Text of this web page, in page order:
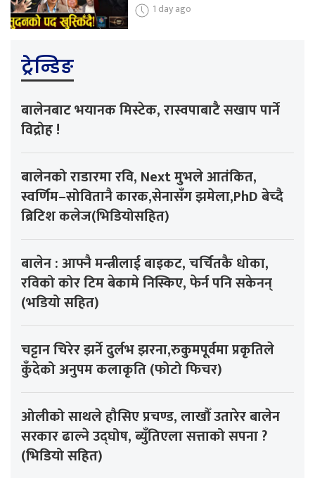
1 day ago
ट्रेन्डिङ
बालेनबाट भयानक मिस्टेक, रास्वपाबाटै सखाप पार्ने
विद्रोह !
बालेनको राडारमा रवि, Next मुभले आतंकित,
स्वर्णिम–सोवितानै कारक,सेनासँग झमेला,PhD बेच्दै
ब्रिटिश कलेज(भिडियोसहित)
बालेन : आफ्नै मन्त्रीलाई बाइकट, चर्चितकै धोका,
रविको कोर टिम बेकामे निस्किए, फेर्न पनि सकेनन्
(भडियो सहित)
चट्टान चिरेर झर्ने दुर्लभ झरना,रुकुमपूर्वमा प्रकृतिले
कुँदेको अनुपम कलाकृति (फोटो फिचर)
ओलीको साथले हौसिए प्रचण्ड, लाखौँ उतारेर बालेन
सरकार ढाल्ने उद्घोष, ब्युँतिएला सत्ताको सपना ?
(भिडियो सहित)